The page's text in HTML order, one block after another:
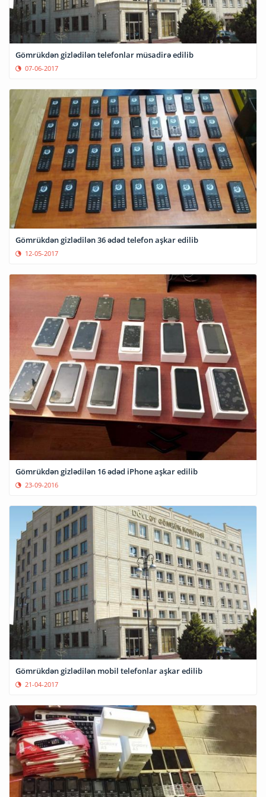
Gömrükdən gizlədilən telefonlar müsadirə edilib
07-06-2017
Gömrükdən gizlədilən 36 ədəd telefon aşkar edilib
12-05-2017
Gömrükdən gizlədilən 16 ədəd iPhone aşkar edilib
23-09-2016
Gömrükdən gizlədilən mobil telefonlar aşkar edilib
21-04-2017